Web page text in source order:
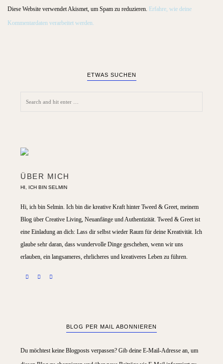
Diese Website verwendet Akismet, um Spam zu reduzieren. Erfahre, wie deine
Kommentardaten verarbeitet werden.
ETWAS SUCHEN
ÜBER MICH
HI, ICH BIN SELMIN
Hi, ich bin Selmin. Ich bin die kreative Kraft hinter Tweed & Greet, meinem
Blog über Creative Living, Neuanfänge und Authentizität. Tweed & Greet ist
eine Einladung an dich: Lass dir selbst wieder Raum für deine Kreativität. Ich
glaube sehr daran, dass wundervolle Dinge geschehen, wenn wir uns
erlauben, ein langsameres, ehrlicheres und kreativeres Leben zu führen.
BLOG PER MAIL ABONNIEREN
Du möchtest keine Blogposts verpassen? Gib deine E-Mail-Adresse an, um